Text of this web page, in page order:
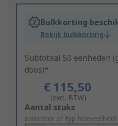
Bulkkorting
Bekijk bulkkorting
Subtotaal 50 eenheden
doos)*
€ 115,50
(excl. BTW)
Add
to
Aantal stuks
selecteer of typ hoeveelheid